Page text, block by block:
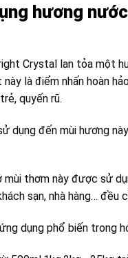
hương
Crystal lan tỏa một
là điểm nhấn hoàn
quyến rũ.
dụng đến mùi hương
mùi thơm này được sử
sạn, nhà hàng… đều
dụng phổ biến trong